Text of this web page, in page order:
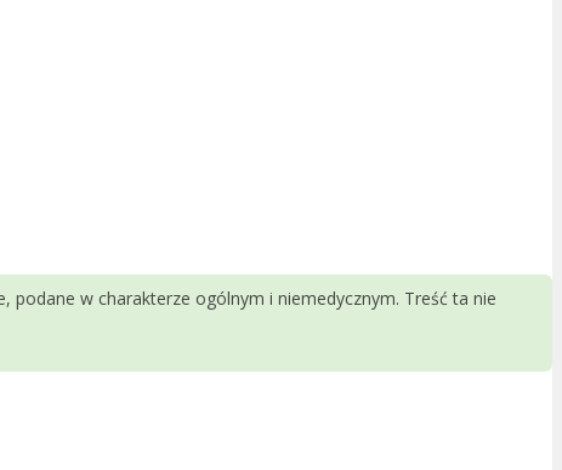
w charakterze ogólnym i niemedycznym. Treść ta nie